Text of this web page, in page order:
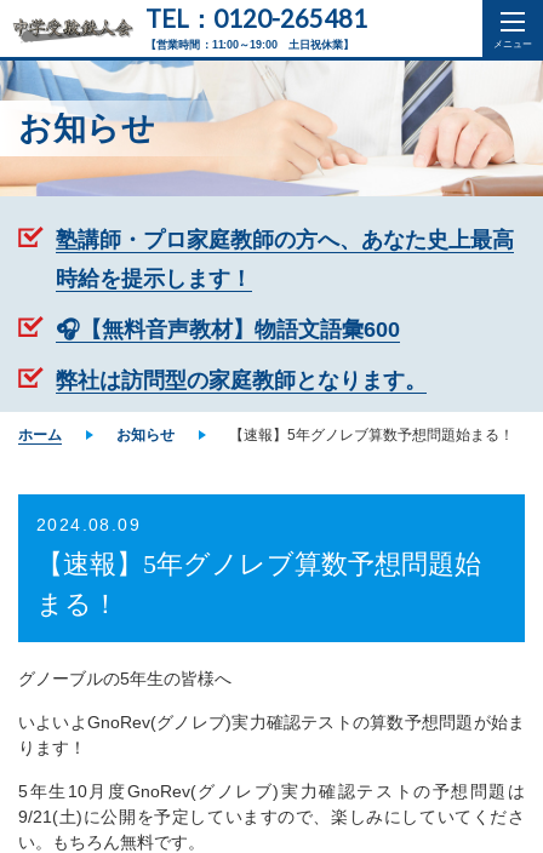
【営業時間：11:00～19:00 土日祝休業】
TEL：0120-265481
お知らせ
塾講師・プロ家庭教師の方へ、あなた史上最高
時給を提示します！
🎧【無料音声教材】物語文語彙600
弊社は訪問型の家庭教師となります。
ホーム お知らせ 【速報】5年グノレブ算数予想問題始まる！
2024.08.09
【速報】5年グノレブ算数予想問題始
まる！
グノーブルの5年生の皆様へ
いよいよGnoRev(グノレブ)実力確認テストの算数予想問題が始ま
ります！
5年生10月度GnoRev(グノレブ)実力確認テストの予想問題は
9/21(土)に公開を予定していますので、楽しみにしていてくださ
い。もちろん無料です。